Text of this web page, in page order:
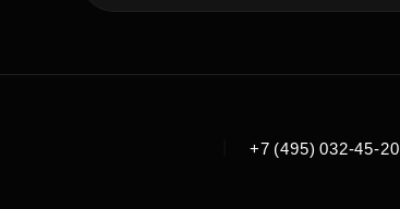
+7 (495) 032-45-20